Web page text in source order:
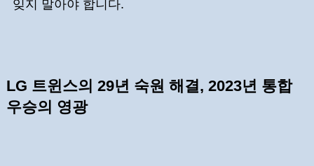
잊지 말아야 합니다.
LG 트윈스의 29년 숙원 해결, 2023년 통합
우승의 영광